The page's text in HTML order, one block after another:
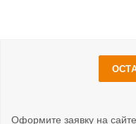
Оформите заявку на